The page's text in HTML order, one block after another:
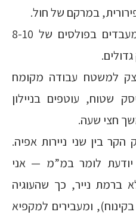
במרקם של חול.
14. מוסיפים וניל וביצה. מעבדים בפולסים של 8-10
למשטח עבודה מקומח
שטוח, עוטפים בניילון
חצי שעה.
הקר בין שני ניירות אפיה.
יודעת לומר במ”מ — אני
ברמת נייר, כך שהעוגיה
ומעבירים למקפיא